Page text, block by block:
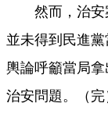
然而，治安案
並未得到民進
輿論呼籲當局
治安問題。（完